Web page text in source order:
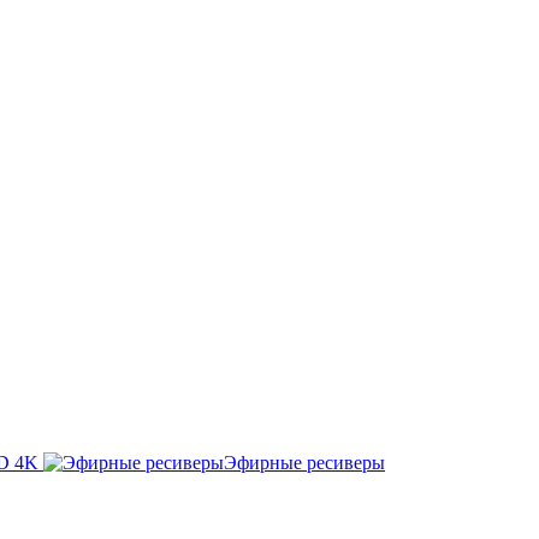
4K
Эфирные ресиверы